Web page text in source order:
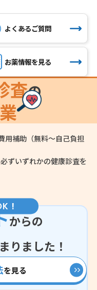
よくあるご質問
お薬情報を見る
査の
用補助（無料～自己負担
ずいずれかの健康診査を
！
からの
りました！
を見る